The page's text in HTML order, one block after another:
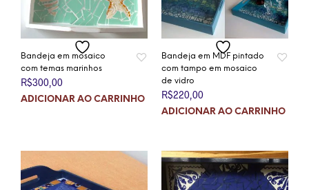
Bandeja em mosaico
com temas marinhos
R$300,00
ADICIONAR AO CARRINHO
Bandeja em MDF pintado
com tampo em mosaico
de vidro
R$220,00
ADICIONAR AO CARRINHO